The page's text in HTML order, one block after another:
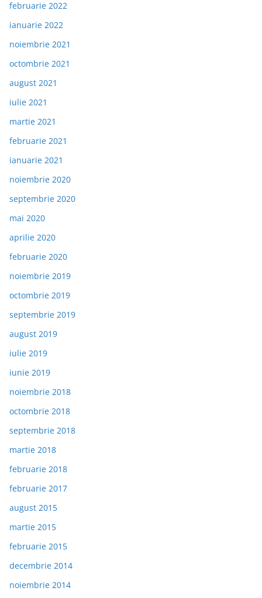
februarie 2022
ianuarie 2022
noiembrie 2021
octombrie 2021
august 2021
iulie 2021
martie 2021
februarie 2021
ianuarie 2021
noiembrie 2020
septembrie 2020
mai 2020
aprilie 2020
februarie 2020
noiembrie 2019
octombrie 2019
septembrie 2019
august 2019
iulie 2019
iunie 2019
noiembrie 2018
octombrie 2018
septembrie 2018
martie 2018
februarie 2018
februarie 2017
august 2015
martie 2015
februarie 2015
decembrie 2014
noiembrie 2014